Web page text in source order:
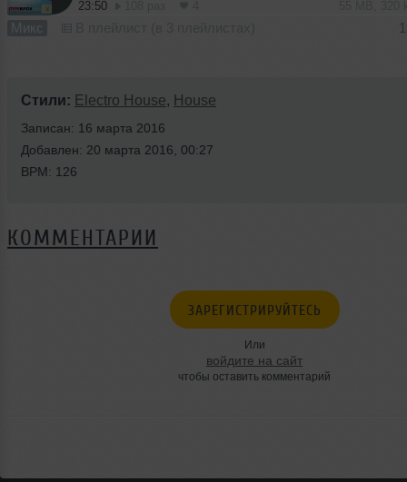
23:50
Микс
Стили: Electro House, House
Записан: 16 марта 2016
Добавлен: 20 марта 2016, 00:27
BPM: 126
КОММЕНТАРИИ
ЗАРЕГИСТРИРУЙТЕСЬ
Или
войдите на сайт
чтобы оставить комментарий